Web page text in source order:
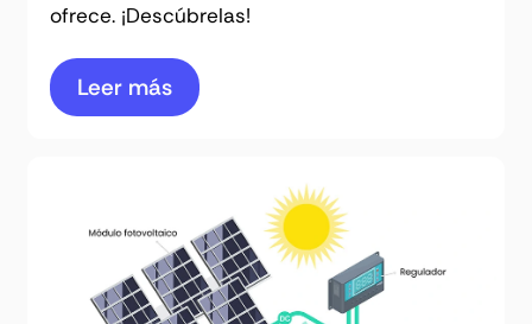
ofrece. ¡Descúbrelas!
Leer más